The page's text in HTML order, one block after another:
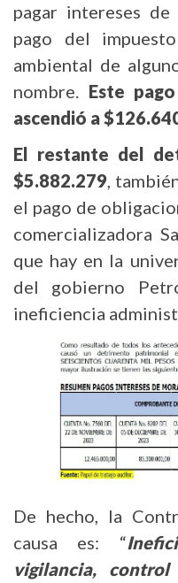
pagar intereses
pago del
ambiental de
nombre. Este
ascendió a
El restante del
$5.882.279,
el pago de
comercializadora
que hay en la
del gobierno
ineficiencia
De hecho, la
causa es: “
vigilancia,